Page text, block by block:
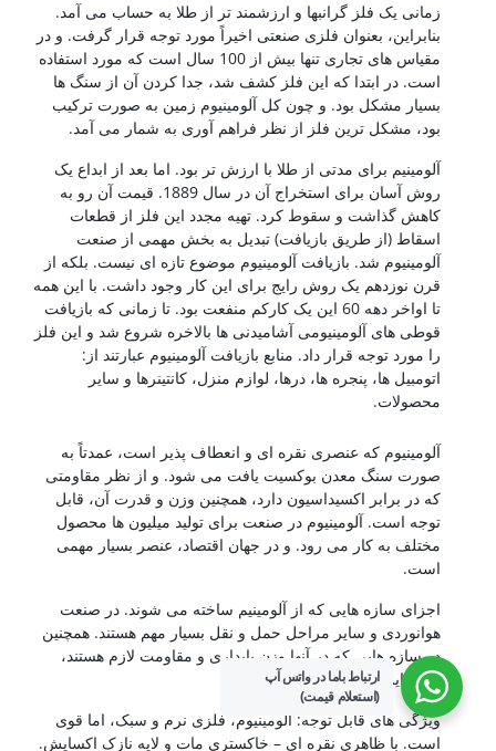
زمانی یک فلز گرانبها و ارزشمند تر از طلا به حساب می آمد.
بنابراین، بعنوان فلزی صنعتی اخیراً مورد توجه قرار گرفت. و در
مقیاس های تجاری تنها بیش از 100 سال است که مورد استفاده
است. در ابتدا که این فلز کشف شد، جدا کردن آن از سنگ ها
بسیار مشکل بود. و چون کل آلومینیوم زمین به صورت ترکیب
بود، مشکل ترین فلز از نظر فراهم آوری به شمار می آمد.
آلومینیم برای مدتی از طلا با ارزش تر بود. اما بعد از ابداع یک
روش آسان برای استخراج آن در سال 1889. قیمت آن رو به
کاهش گذاشت و سقوط کرد. تهیه مجدد این فلز از قطعات
اسقاط (از طریق بازیافت) تبدیل به بخش مهمی از صنعت
آلومینیوم شد. بازیافت آلومینیوم موضوع تازه ای نیست. بلکه از
قرن نوزدهم یک روش رایج برای این کار وجود داشت. با این همه
تا اواخر دهه 60 این یک کارکم منفعت بود. تا زمانی که بازیافت
قوطی های آلومینیومی آشامیدنی ها بالاخره شروع شد و این فلز
را مورد توجه قرار داد. منابع بازیافت آلومینیوم عبارتند از:
اتومبیل ها، پنجره ها، درها، لوازم منزل، کانتینرها و سایر
محصولات.
آلومینیوم که عنصری نقره ای و انعطاف پذیر است، عمدتاً به
صورت سنگ معدن بوکسیت یافت می شود. و از نظر مقاومتی
که در برابر اکسیداسیون دارد، همچنین وزن و قدرت آن، قابل
توجه است. آلومینیوم در صنعت برای تولید میلیون ها محصول
مختلف به کار می رود. و در جهان اقتصاد، عنصر بسیار مهمی
است.
اجزای سازه هایی که از آلومینیم ساخته می شوند. در صنعت
هوانوردی و سایر مراحل حمل و نقل بسیار مهم هستند. همچنین
در سازه هایی که در آنها وزن پایداری و مقاومت لازم هستند،
وجود این عنصر اهمیت زیادی دارد.
ویژگی های قابل توجه: آلومینیوم، فلزی نرم و سبک، اما قوی
است. با ظاهری نقره ای – خاکستری مات و لایه نازک اکسایش.
ارتباط باما در واتس آپ
(استعلام قیمت)